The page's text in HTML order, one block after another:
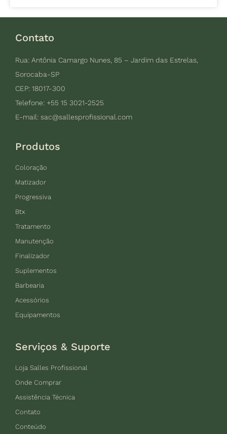
Contato
Rua: Antônia Camargo Nunes, 85 – Jardim das Estrelas,
Sorocaba-SP
CEP: 18017-300
Telefone: +55 15 3021-2525
E-mail: sac@sallesprofissional.com
Produtos
Coloração
Matizador
Progressiva
Btx
Tratamento
Manutenção
Finalizador
Suplementos
Barbearia
Acessórios
Equipamentos
Serviços & Suporte
Loja Salles Profissional
Onde Comprar
Assistência Técnica
Contato
Conteúdo